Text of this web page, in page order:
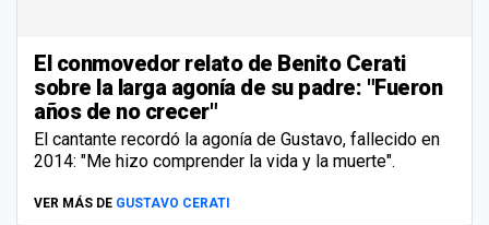
El conmovedor relato de Benito Cerati
sobre la larga agonía de su padre: "Fueron
años de no crecer"
El cantante recordó la agonía de Gustavo, fallecido en
2014: "Me hizo comprender la vida y la muerte".
VER MÁS DE GUSTAVO CERATI